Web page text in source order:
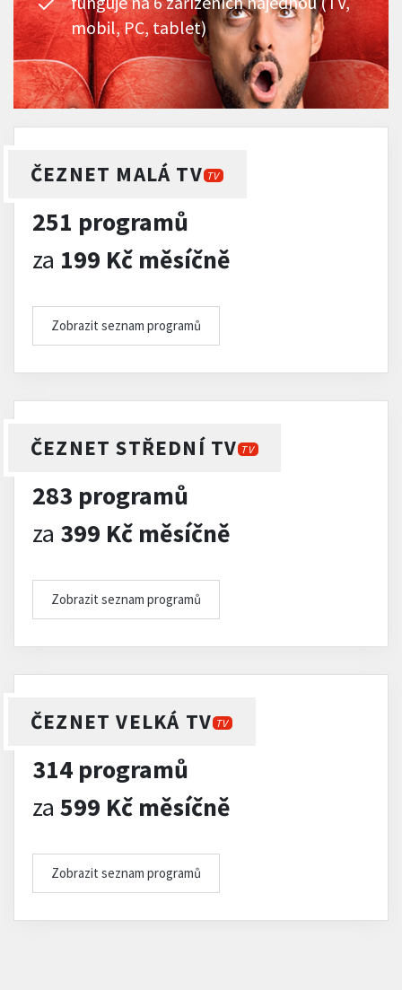
mobil, PC, tablet)
ČEZNET MALÁ TV TV
251 programů
za 199 Kč měsíčně
Zobrazit seznam programů
ČEZNET STŘEDNÍ TV TV
283 programů
za 399 Kč měsíčně
Zobrazit seznam programů
ČEZNET VELKÁ TV TV
314 programů
za 599 Kč měsíčně
Zobrazit seznam programů